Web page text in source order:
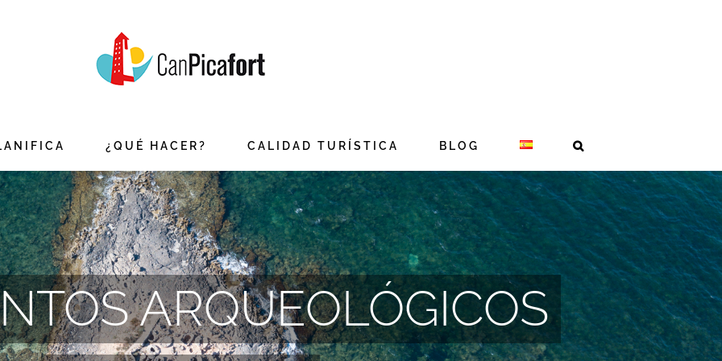
¿QUÉ HACER? CALIDAD TURÍSTICA BLOG
ARQUEOLÓGICOS